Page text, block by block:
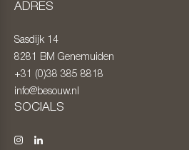
ADRES
Sasdijk 14
8281 BM Genemuiden
+31 (0)38 385 8818
info@besouw.nl
SOCIALS